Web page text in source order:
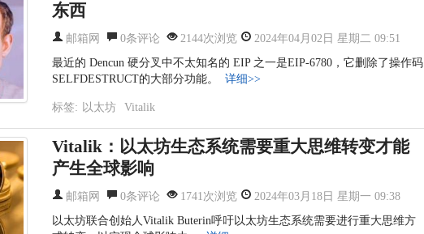
东西
邮箱网 0条评论 2144次浏览
2024年04月02日 星期二 09:51
最近的 Dencun 硬分叉中不太知名的 EIP 之一是EIP-6780，它删除了操作码
SELFDESTRUCT的大部分功能。
详细>>
标签: 以太坊 Vitalik
Vitalik：以太坊生态系统需要重大思维转变才能
产生全球影响
邮箱网 0条评论 1741次浏览
2024年03月18日 星期一 09:38
以太坊联合创始人Vitalik Buterin呼吁以太坊生态系统需要进行重大思维方